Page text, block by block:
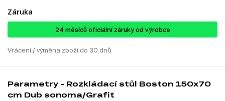
Záruka
24 ​​​​měsíců oficiální záruky od výrobce
Vrácení / výměna zboží do 30 dnů
Parametry - Rozkládací stůl Boston 150x70
cm Dub sonoma/Grafit